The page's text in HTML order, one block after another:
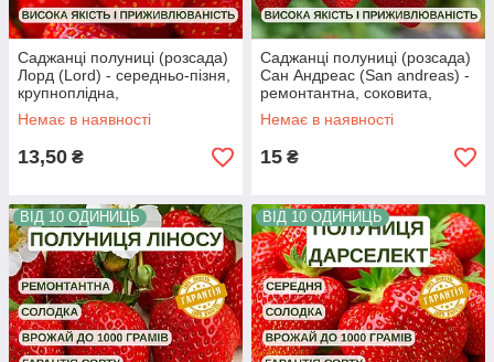
Саджанці полуниці (розсада)
Лорд (Lord) - середньо-пізня,
крупноплідна,
високоврожайна
Немає в наявності
13,50 ₴
Саджанці полуниці (розсада)
Сан Андреас (San andreas) -
ремонтантна, соковита,
крупноплідна
Немає в наявності
15 ₴
ВІД 10 ОДИНИЦЬ ВІД 10 ОДИНИЦЬ